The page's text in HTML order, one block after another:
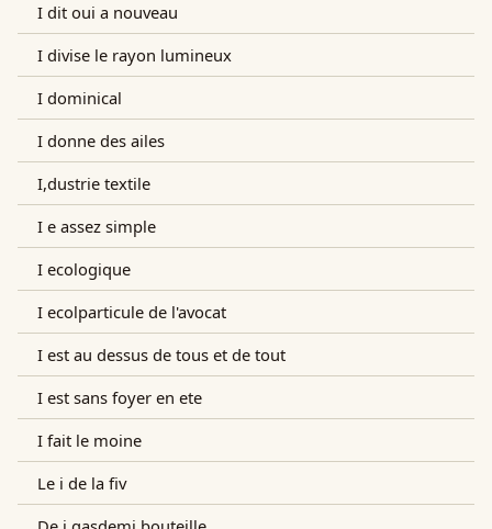
I dit oui a nouveau
I divise le rayon lumineux
I dominical
I donne des ailes
I,dustrie textile
I e assez simple
I ecologique
I ecolparticule de l'avocat
I est au dessus de tous et de tout
I est sans foyer en ete
I fait le moine
Le i de la fiv